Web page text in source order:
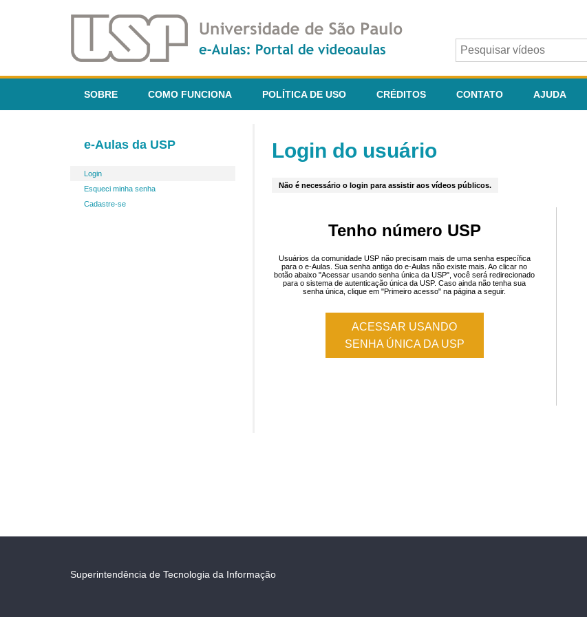
SOBRE COMO FUNCIONA POLÍTICA DE USO CRÉDITOS CONTATO AJUDA
e-Aulas da USP
Login
Esqueci minha senha
Cadastre-se
Login do usuário
Não é necessário o login para assistir aos vídeos públicos.
Tenho número USP
Usuários da comunidade USP não precisam mais de uma senha específica
para o e-Aulas. Sua senha antiga do e-Aulas não existe mais. Ao clicar no
botão abaixo "Acessar usando senha única da USP", você será redirecionado
para o sistema de autenticação única da USP. Caso ainda não tenha sua
senha única, clique em "Primeiro acesso" na página a seguir.
ACESSAR USANDO
SENHA ÚNICA DA USP
Superintendência de Tecnologia da Informação